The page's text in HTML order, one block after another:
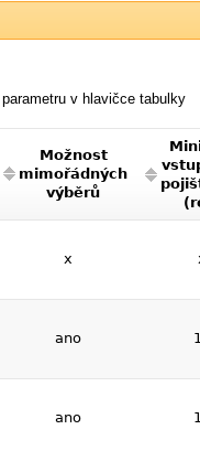
v hlavičce tabulky
Možnost
mimořádných
výběrů
x
ano
ano